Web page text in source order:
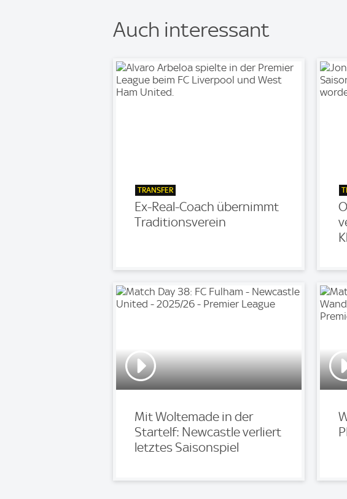
Auch interessant
TRANSFER
Ex-Real-Coach übernimmt
Traditionsverein
Mit Woltemade in der
Startelf: Newcastle verliert
letztes Saisonspiel